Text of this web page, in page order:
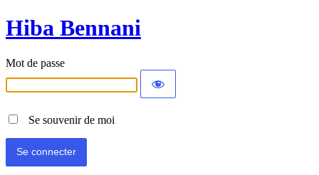
Hiba Bennani
Mot de passe
Se souvenir de moi